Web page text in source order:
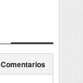
Comentarios